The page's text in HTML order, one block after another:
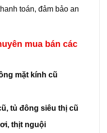
toán, đảm bảo an
mua bán các
mặt kính cũ
tủ đông siêu thị cũ
thịt nguội